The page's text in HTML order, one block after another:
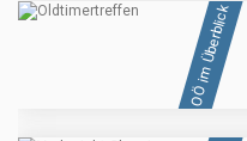
OÖ im Überblick